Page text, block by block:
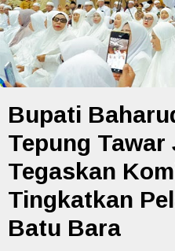
Bupati
Tepung Tawar
Tegaskan
Tingkatkan
Batu Bara